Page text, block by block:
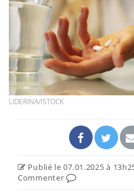
LIDERINA/ISTOCK
Publié le 07.01.2025 à
Commenter